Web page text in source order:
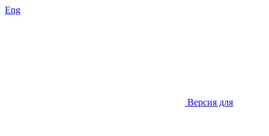
Eng
Версия для